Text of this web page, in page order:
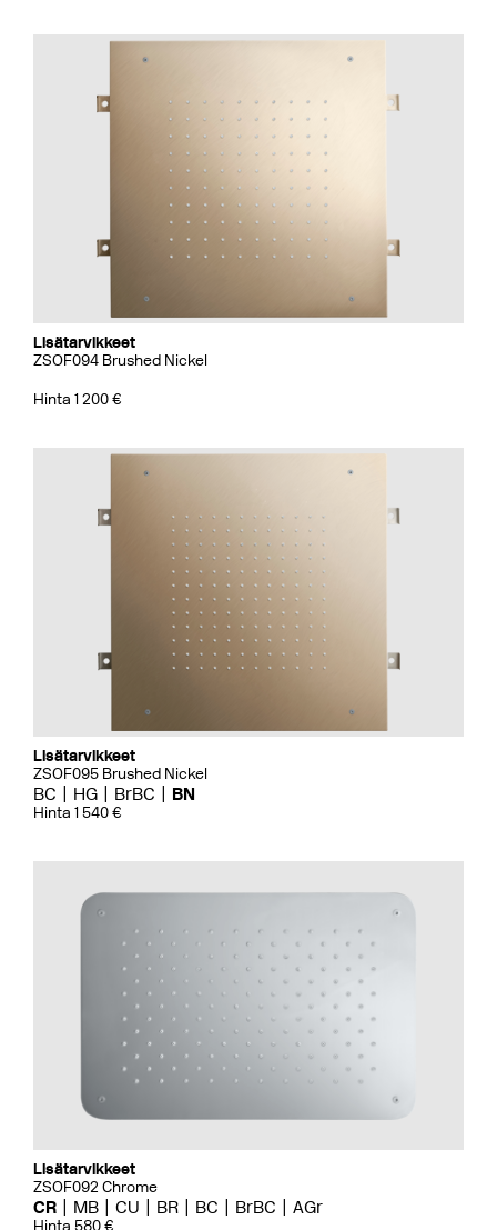
Lisätarvikkeet
ZSOF094 Brushed Nickel
Hinta 1 200 €
Lisätarvikkeet
ZSOF095 Brushed Nickel
BC HG BrBC BN
Hinta 1 540 €
Lisätarvikkeet
ZSOF092 Chrome
CR MB CU BR BC BrBC AGr
Hinta 580 €